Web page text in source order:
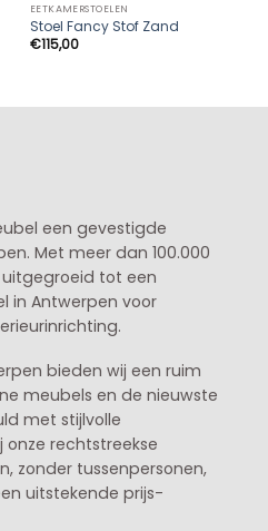
EETKAMERSTOELEN
Stoel Fancy Stof Zand
€115,00
een gevestigde
. Met meer dan 100.000
tot een
in Antwerpen voor
bieden wij een ruim
meubels en de nieuwste
met stijlvolle
onze rechtstreekse
zonder tussenpersonen,
uitstekende prijs-